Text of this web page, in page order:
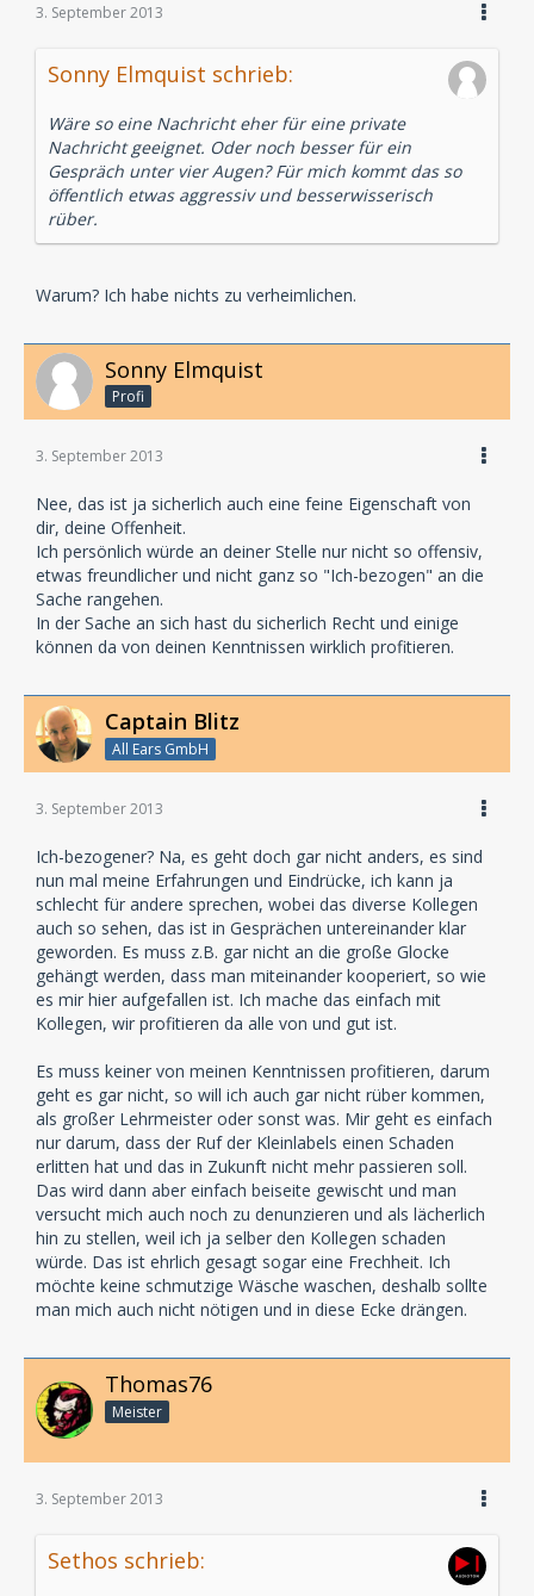
3. September 2013
Sonny Elmquist schrieb:
Wäre so eine Nachricht eher für eine private
Nachricht geeignet. Oder noch besser für ein
Gespräch unter vier Augen? Für mich kommt das so
öffentlich etwas aggressiv und besserwisserisch
rüber.
Warum? Ich habe nichts zu verheimlichen.
Sonny Elmquist
Profi
3. September 2013
Nee, das ist ja sicherlich auch eine feine Eigenschaft von
dir, deine Offenheit.
Ich persönlich würde an deiner Stelle nur nicht so offensiv,
etwas freundlicher und nicht ganz so "Ich-bezogen" an die
Sache rangehen.
In der Sache an sich hast du sicherlich Recht und einige
können da von deinen Kenntnissen wirklich profitieren.
Captain Blitz
All Ears GmbH
3. September 2013
Ich-bezogener? Na, es geht doch gar nicht anders, es sind
nun mal meine Erfahrungen und Eindrücke, ich kann ja
schlecht für andere sprechen, wobei das diverse Kollegen
auch so sehen, das ist in Gesprächen untereinander klar
geworden. Es muss z.B. gar nicht an die große Glocke
gehängt werden, dass man miteinander kooperiert, so wie
es mir hier aufgefallen ist. Ich mache das einfach mit
Kollegen, wir profitieren da alle von und gut ist.
Es muss keiner von meinen Kenntnissen profitieren, darum
geht es gar nicht, so will ich auch gar nicht rüber kommen,
als großer Lehrmeister oder sonst was. Mir geht es einfach
nur darum, dass der Ruf der Kleinlabels einen Schaden
erlitten hat und das in Zukunft nicht mehr passieren soll.
Das wird dann aber einfach beiseite gewischt und man
versucht mich auch noch zu denunzieren und als lächerlich
hin zu stellen, weil ich ja selber den Kollegen schaden
würde. Das ist ehrlich gesagt sogar eine Frechheit. Ich
möchte keine schmutzige Wäsche waschen, deshalb sollte
man mich auch nicht nötigen und in diese Ecke drängen.
Thomas76
Meister
3. September 2013
Sethos schrieb: